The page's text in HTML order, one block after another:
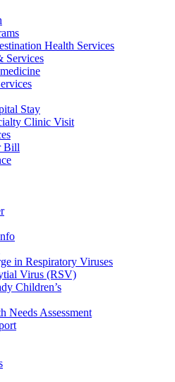
Health Services
Services
Stay
Clinic Visit
Bill
in Respiratory Viruses
Virus (RSV)
Children’s
Needs Assessment